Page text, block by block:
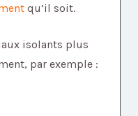
qu’il soit.
isolants plus
par exemple :